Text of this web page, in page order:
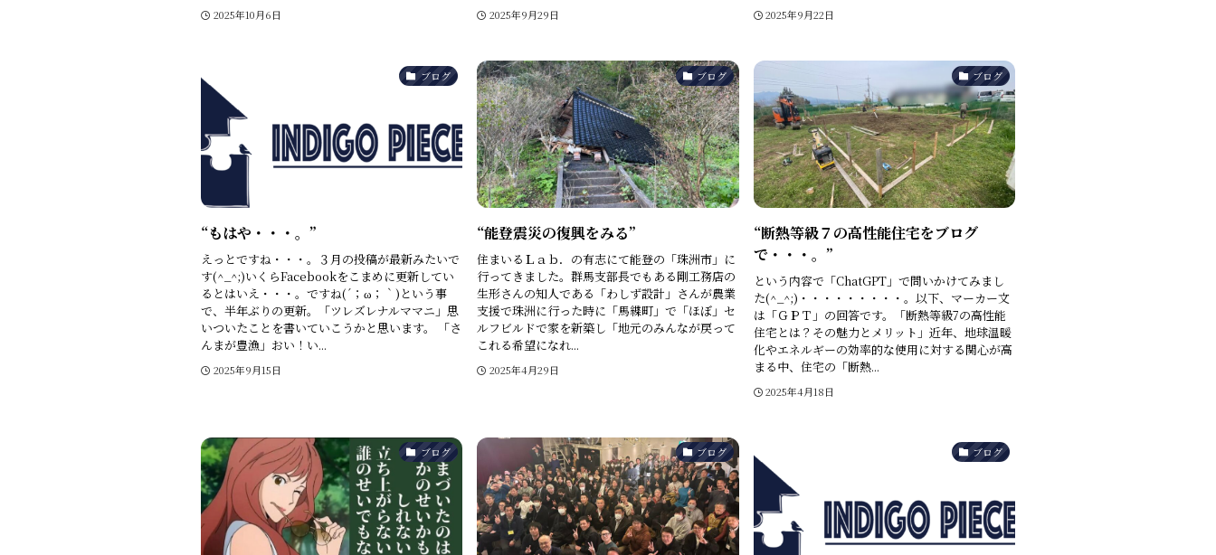
2025年10月6日 2025年9月29日 2025年9月22日
ブログ
“もはや・・・。”
えっとですね・・・。３月の投稿が最新みたいで
す(^_^;)いくらFacebookをこまめに更新してい
るとはいえ・・・。ですね(´；ω；｀)という事
で、半年ぶりの更新。「ツレズレナルママニ」思
いついたことを書いていこうかと思います。 「さ
んまが豊漁」おい！い...
2025年9月15日
ブログ
“能登震災の復興をみる”
住まいるＬａｂ．の有志にて能登の「珠洲市」に
行ってきました。群馬支部長でもある剛工務店の
生形さんの知人である「わしず設計」さんが農業
支援で珠洲に行った時に「馬緤町」で「ほぼ」セ
ルフビルドで家を新築し「地元のみんなが戻って
これる希望になれ...
2025年4月29日
ブログ
“断熱等級７の高性能住宅をブログ
で・・・。”
という内容で「ChatGPT」で問いかけてみまし
た(^_^;)・・・・・・・・・。以下、マーカー文
は「ＧＰＴ」の回答です。「断熱等級7の高性能
住宅とは？その魅力とメリット」近年、地球温暖
化やエネルギーの効率的な使用に対する関心が高
まる中、住宅の「断熱...
2025年4月18日
ブログ ブログ ブログ